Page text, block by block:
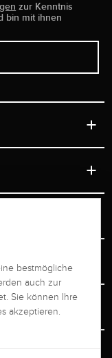
zur Kenntnis
bin mit ihnen
bestmögliche
auch zur
Sie können Ihre
akzeptieren.